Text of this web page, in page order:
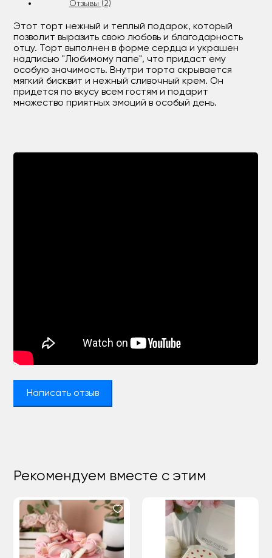
Отзывы (2)
Этот торт нежный и теплый подарок, который
позволит выразить свою любовь и благодарность
отцу. Торт выполнен в форме сердца и украшен
надписью "Любимому папе", что придаст ему
особую значимость. Внутри торта скрывается
мягкий бисквит и нежный сливочный крем. Он
придется по вкусу всем гостям и подарит
множество приятных эмоций в особый день.
Написать отзыв
Рекомендуем вместе с этим